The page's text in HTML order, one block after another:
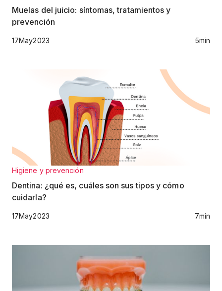
Muelas del juicio: síntomas, tratamientos y
prevención
17May2023 5min
Higiene y prevención
Dentina: ¿qué es, cuáles son sus tipos y cómo
cuidarla?
17May2023 7min